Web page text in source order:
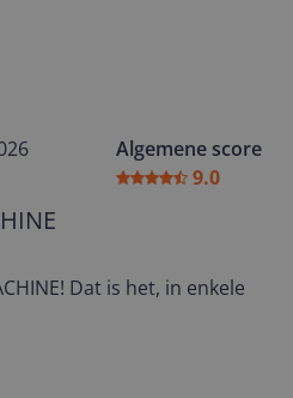
Algemene score
9.0
Dat is het, in enkele